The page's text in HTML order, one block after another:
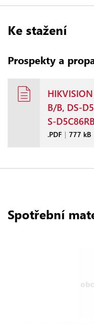
Ke stažení
Prospekty a
B/B, DS-
S-
.PDF | 777 kB
Spotřební